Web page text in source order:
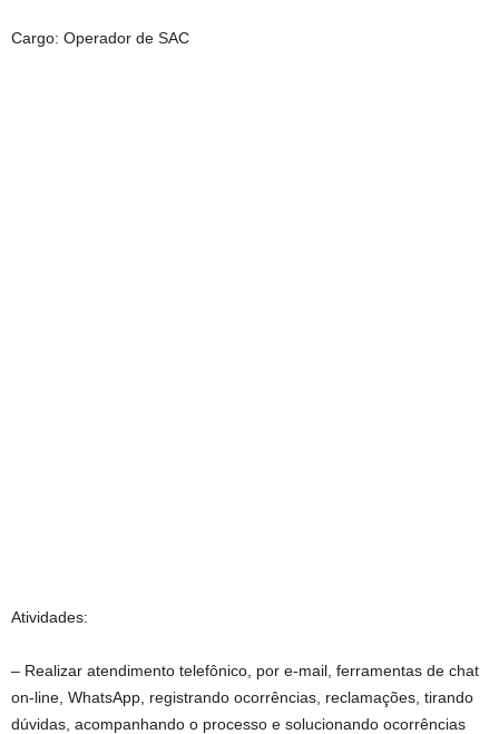
Cargo: Operador de SAC
Atividades:
– Realizar atendimento telefônico, por e-mail, ferramentas de chat
on-line, WhatsApp, registrando ocorrências, reclamações, tirando
dúvidas, acompanhando o processo e solucionando ocorrências